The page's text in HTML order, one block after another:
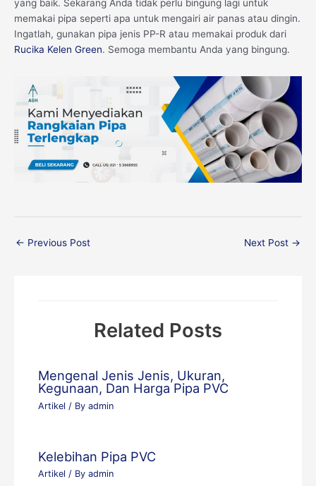
yang baik. Sekarang Anda tidak perlu bingung lagi untuk
memakai pipa seperti apa untuk mengairi air panas atau dingin.
Ingatlah, gunakan pipa jenis PP-R atau memakai produk dari
Rucika Kelen Green. Semoga membantu Anda yang bingung.
← Previous Post Next Post →
Related Posts
Mengenal Jenis Jenis, Ukuran,
Kegunaan, Dan Harga Pipa PVC
Artikel / Byadmin
Kelebihan Pipa PVC
Artikel / Byadmin